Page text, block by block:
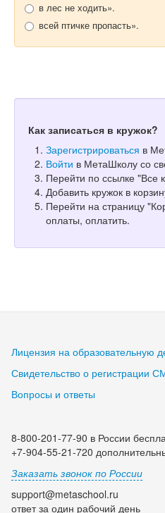
в лес не ходить».
всей птичке пропасть».
Как записаться в кружок?
Зарегистрироваться в
Войти в МетаШколу со
Перейти по ссылке "Все
Добавить кружок в
Перейти на страницу
оплаты, оплатить.
Лицензия на образовательную
Свидетельство о регистрации
Вопросы и ответы
8-800-201-77-90 в России
+7-904-55-21-720
Заказать звонок по России
support@metaschool.ru
ответ за один рабочий день